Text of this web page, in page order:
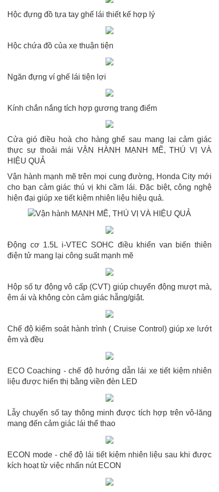
Hộc đựng đồ tựa tay ghế lái thiết kế hợp lý
Hộc chứa đồ của xe thuận tiện
Ngăn đựng ví ghế lái tiện lợi
Kính chắn nắng tích hợp gương trang điểm
Cửa gió điều hoà cho hàng ghế sau mang lại cảm giác
thực sự thoải mái VẬN HÀNH MẠNH MẼ, THÚ VỊ VÀ
HIỆU QUẢ
Vận hành mạnh mẽ trên mọi cung đường, Honda City mới
cho bạn cảm giác thú vị khi cầm lái. Đặc biệt, công nghệ
hiện đại giúp xe tiết kiệm nhiên liệu hiệu quả.
Động cơ 1.5L i-VTEC SOHC điều khiển van biến thiên
điện tử mang lại công suất mạnh mẽ
Hộp số tự động vô cấp (CVT) giúp chuyển động mượt mà,
êm ái và không còn cảm giác hẫng/giật.
Chế độ kiểm soát hành trình ( Cruise Control) giúp xe lướt
êm và đều
ECO Coaching - chế độ hướng dẫn lái xe tiết kiệm nhiên
liệu được hiển thị bằng viền đèn LED
Lẫy chuyển số tay thông minh được tích hợp trên vô-lăng
mang đến cảm giác lái thể thao
ECON mode - chế độ lái tiết kiệm nhiên liệu sau khi được
kích hoạt từ việc nhấn nút ECON